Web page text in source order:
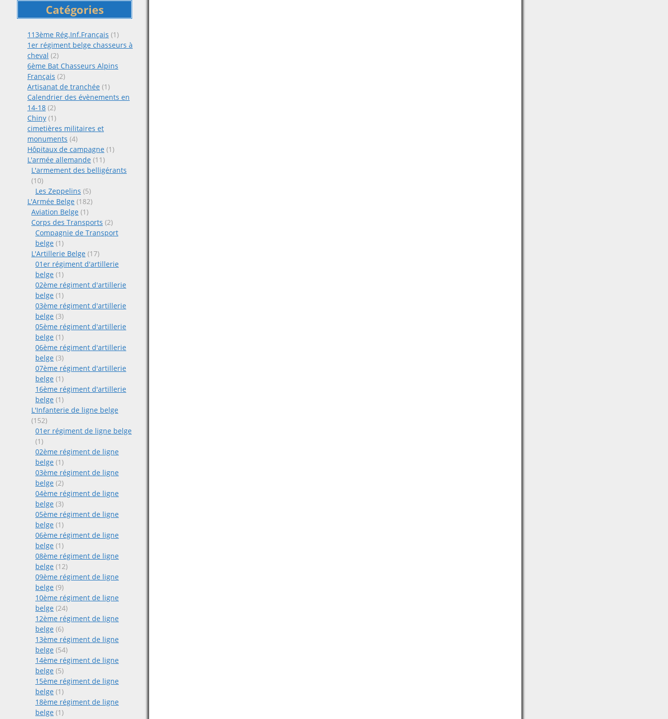
Catégories
113ème Rég.Inf.Français (1)
1er régiment belge chasseurs à
cheval (2)
6ème Bat Chasseurs Alpins
Français (2)
Artisanat de tranchée (1)
Calendrier des évènements en
14-18 (2)
Chiny (1)
cimetières militaires et
monuments (4)
Hôpitaux de campagne (1)
L'armée allemande (11)
L'armement des belligérants
(10)
Les Zeppelins (5)
L'Armée Belge (182)
Aviation Belge (1)
Corps des Transports (2)
Compagnie de Transport
belge (1)
L'Artillerie Belge (17)
01er régiment d'artillerie
belge (1)
02ème régiment d'artillerie
belge (1)
03ème régiment d'artillerie
belge (3)
05ème régiment d'artillerie
belge (1)
06ème régiment d'artillerie
belge (3)
07ème régiment d'artillerie
belge (1)
16ème régiment d'artillerie
belge (1)
L'Infanterie de ligne belge
(152)
01er régiment de ligne belge
(1)
02ème régiment de ligne
belge (1)
03ème régiment de ligne
belge (2)
04ème régiment de ligne
belge (3)
05ème régiment de ligne
belge (1)
06ème régiment de ligne
belge (1)
08ème régiment de ligne
belge (12)
09ème régiment de ligne
belge (9)
10ème régiment de ligne
belge (24)
12ème régiment de ligne
belge (6)
13ème régiment de ligne
belge (54)
14ème régiment de ligne
belge (5)
15ème régiment de ligne
belge (1)
18ème régiment de ligne
belge (1)